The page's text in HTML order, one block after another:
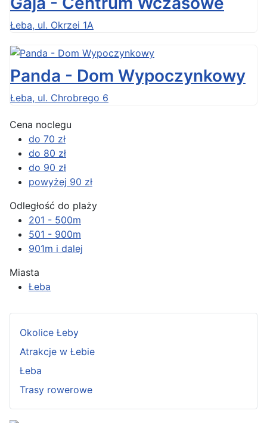
Łeba, ul. Okrzei 1A
Panda - Dom Wypoczynkowy
Łeba, ul. Chrobrego 6
Cena noclegu
do 70 zł
do 80 zł
do 90 zł
powyżej 90 zł
Odległość do plaży
201 - 500m
501 - 900m
901m i dalej
Miasta
Łeba
Okolice Łeby
Atrakcje w Łebie
Łeba
Trasy rowerowe